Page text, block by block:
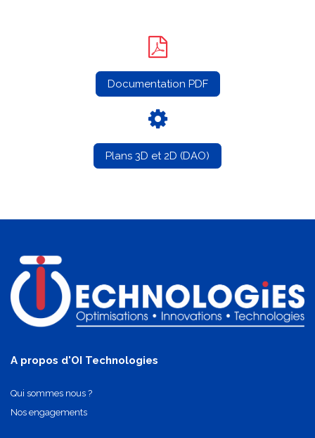
Documentation PDF
Plans 3D et 2D (DAO)
A propos d'OI Technologies
Qui sommes nous ?
Nos engagements